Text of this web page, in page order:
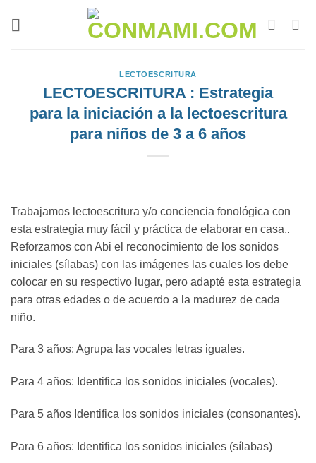
LECTOESCRITURA
LECTOESCRITURA : Estrategia
para la iniciación a la lectoescritura
para niños de 3 a 6 años
Trabajamos lectoescritura y/o conciencia fonológica con
esta estrategia muy fácil y práctica de elaborar en casa..
Reforzamos con Abi el reconocimiento de los sonidos
iniciales (sílabas) con las imágenes las cuales los debe
colocar en su respectivo lugar, pero adapté esta estrategia
para otras edades o de acuerdo a la madurez de cada
niño.
Para 3 años: Agrupa las vocales letras iguales.
Para 4 años: Identifica los sonidos iniciales (vocales).
Para 5 años Identifica los sonidos iniciales (consonantes).
Para 6 años: Identifica los sonidos iniciales (sílabas)